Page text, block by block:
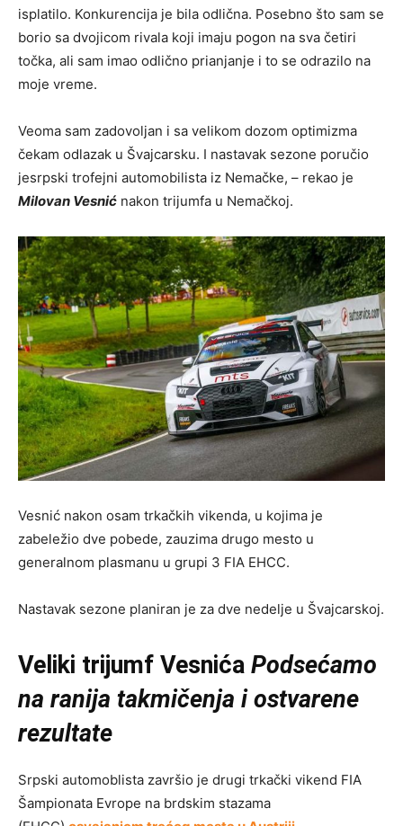
isplatilo. Konkurencija je bila odlična. Posebno što sam se
borio sa dvojicom rivala koji imaju pogon na sva četiri
točka, ali sam imao odlično prianjanje i to se odrazilo na
moje vreme.
Veoma sam zadovoljan i sa velikom dozom optimizma
čekam odlazak u Švajcarsku. I nastavak sezone poručio
jesrpski trofejni automobilista iz Nemačke, – rekao je
Milovan Vesnić nakon trijumfa u Nemačkoj.
Vesnić nakon osam trkačkih vikenda, u kojima je
zabeležio dve pobede, zauzima drugo mesto u
generalnom plasmanu u grupi 3 FIA EHCC.
Nastavak sezone planiran je za dve nedelje u Švajcarskoj.
Veliki trijumf Vesnića Podsećamo
na ranija takmičenja i ostvarene
rezultate
Srpski automoblista završio je drugi trkački vikend FIA
Šampionata Evrope na brdskim stazama